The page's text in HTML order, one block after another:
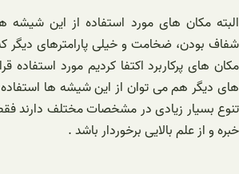
البته مکان های مورد استفاده از این شیشه
شفاف بودن، ضخامت و خیلی پارامترهای دیگر
مکان های پرکاربرد اکتفا کردیم مورد استفاده
های دیگر هم می توان از این شیشه ها
تنوع بسیار زیادی در مشخصات مختلف دارند
خبره و از علم بالایی برخوردار باشد .